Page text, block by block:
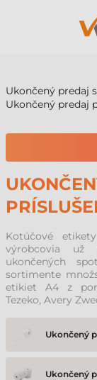
Ukončený predaj
Ukončený predaj
Kotúčové
výrobcovia už
ukončených
sortimente
etikiet A4 z
Tezeko, Avery
Ukončený
Ukončený